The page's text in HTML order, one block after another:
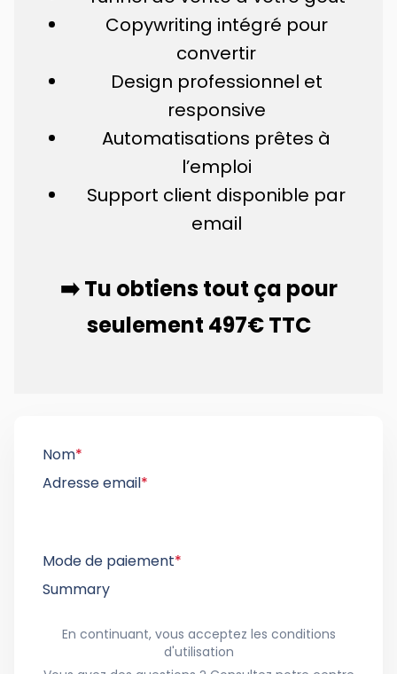
Copywriting intégré pour
convertir
Design professionnel et
responsive
Automatisations prêtes à
l’emploi
Support client disponible par
email
➡️ Tu obtiens tout ça pour
seulement 497€ TTC
Nom*
Adresse email*
Mode de paiement*
Summary
En continuant, vous acceptez les conditions
d'utilisation